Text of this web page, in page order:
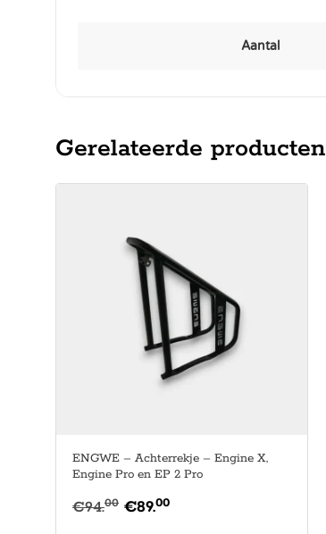
Aantal
Gerelateerde producten
ENGWE – Achterrekje – Engine X,
Engine Pro en EP 2 Pro
€94.00 €89.00